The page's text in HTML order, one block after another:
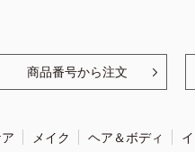
商品番号から注文
メイク ヘア＆ボディ